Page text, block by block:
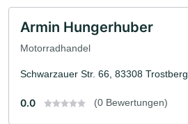
Armin Hungerhuber
Motorradhandel
Schwarzauer Str. 66, 83308 Trostberg
0.0 (0 Bewertungen)